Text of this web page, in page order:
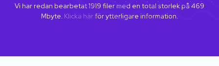
Vi har redan bearbetat1919 filer med en total storlek på 469
Mbyte. Klicka härför ytterligare information.